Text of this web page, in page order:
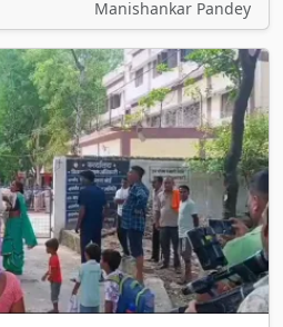
Manishankar Pandey